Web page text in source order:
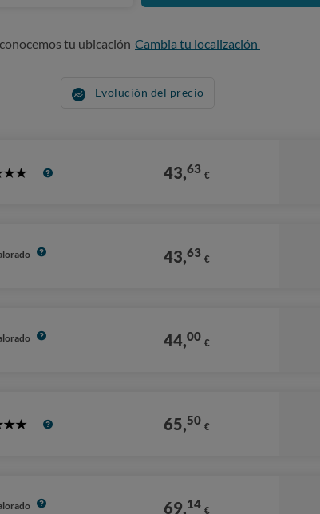
tu ubicación Cambia tu localización
Evolución del precio
43,63 €
43,63 €
44,00 €
65,50 €
69,14 €